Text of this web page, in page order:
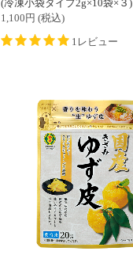
(冷凍小袋タイプ2g×10袋×３)
1,100円 (税込)
1レビュー